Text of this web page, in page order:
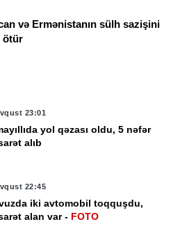
və Ermənistanın sülh sazişini
ötür
23:01
yol qəzası oldu, 5 nəfər
alıb
22:45
iki avtomobil toqquşdu,
alan var - FOTO